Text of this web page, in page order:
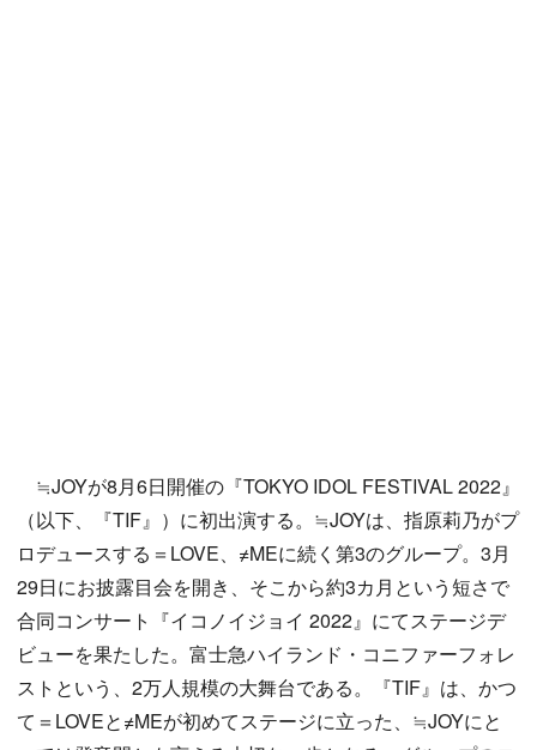
≒JOYが8月6日開催の『TOKYO IDOL FESTIVAL 2022』
（以下、『TIF』）に初出演する。≒JOYは、指原莉乃がプ
ロデュースする＝LOVE、≠MEに続く第3のグループ。3月
29日にお披露目会を開き、そこから約3カ月という短さで
合同コンサート『イコノイジョイ 2022』にてステージデ
ビューを果たした。富士急ハイランド・コニファーフォレ
ストという、2万人規模の大舞台である。『TIF』は、かつ
て＝LOVEと≠MEが初めてステージに立った、≒JOYにと